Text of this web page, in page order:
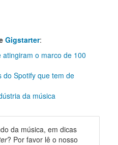
Gigstarter:
o marco de 100
do Spotify que tem de
da música
da música, em dicas
? Por favor lê o nosso